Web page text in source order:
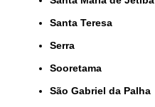
Santa Teresa
Serra
Sooretama
São Gabriel da Palha